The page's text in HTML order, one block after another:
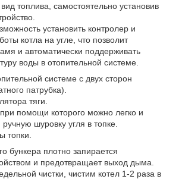
топлива, самостоятельно установив
установить контролер и
котла на угле, что позволит
и автоматически поддерживать
воды в отопительной системе.
системе с двух сторон
патрубка).
тяги.
помощи которого можно легко и
шуровку угля в топке.
топки.
бункера плотно запирается
и предотвращает выход дыма.
чистки, чистим котел 1-2 раза в